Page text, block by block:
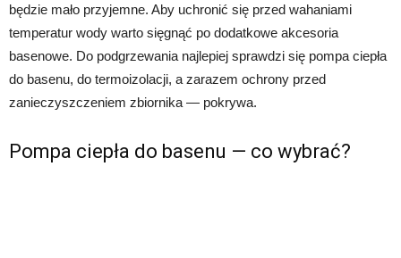
będzie mało przyjemne. Aby uchronić się przed wahaniami
temperatur wody warto sięgnąć po dodatkowe akcesoria
basenowe. Do podgrzewania najlepiej sprawdzi się pompa ciepła
do basenu, do termoizolacji, a zarazem ochrony przed
zanieczyszczeniem zbiornika — pokrywa.
Pompa ciepła do basenu — co wybrać?